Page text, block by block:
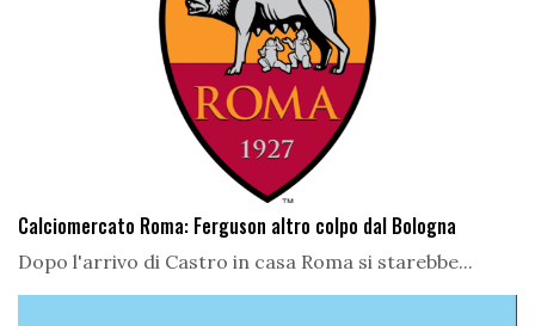
Calciomercato Roma: Ferguson altro colpo dal Bologna
Dopo l'arrivo di Castro in casa Roma si starebbe...